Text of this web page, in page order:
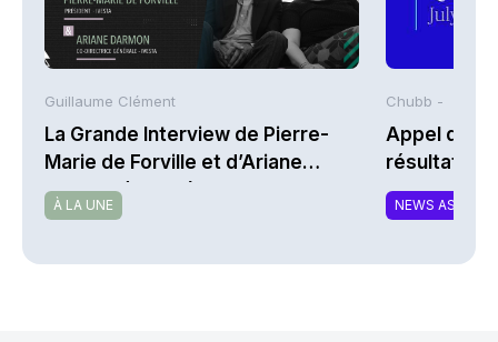
Guillaume Clément
La Grande Interview de Pierre-
Marie de Forville et d’Ariane
Darmon (Ivesta)
À LA UNE
Chubb -
Appel de
résultats
2026 de
NEWS